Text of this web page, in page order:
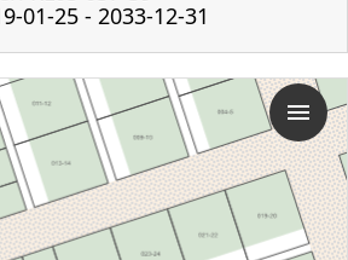
01-25 - 2033-12-31